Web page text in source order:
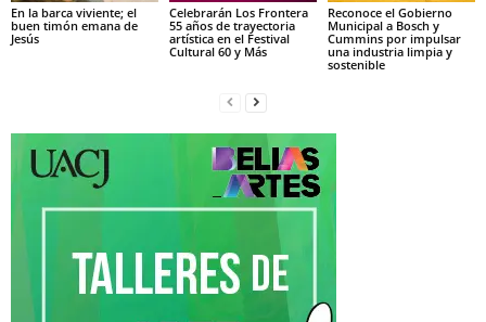
En la barca viviente; el
buen timón emana de
Jesús
Celebrarán Los Frontera
55 años de trayectoria
artística en el Festival
Cultural 60 y Más
Reconoce el Gobierno
Municipal a Bosch y
Cummins por impulsar
una industria limpia y
sostenible